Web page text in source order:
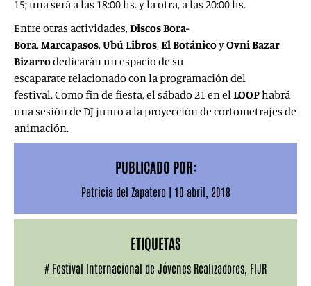
15; una será a las 18:00 hs. y la otra, a las 20:00 hs.
Entre otras actividades,Discos Bora-
Bora,Marcapasos,Ubú Libros,El BotánicoyOvni Bazar
Bizarrodedicarán un espacio de su
escaparate relacionado con la programación del
festival. Como fin de fiesta, el sábado 21 en elLOOPhabrá
una sesión de DJ junto a la proyección de cortometrajes de
animación.
PUBLICADO POR:
Patricia del Zapatero | 10 abril, 2018
ETIQUETAS
# Festival Internacional de Jóvenes Realizadores FIJR